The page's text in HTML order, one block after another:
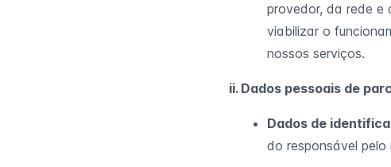
provedor, da rede e
viabilizar o
nossos serviços.
ii. Dados pessoais de
Dados de
do responsável